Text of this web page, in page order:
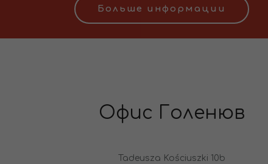
Больше информации
Офис Голенюв
Tadeusza Kościuszki 10b